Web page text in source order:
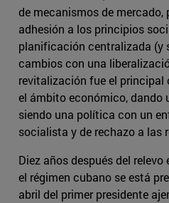
de mecanismos de mercado,
adhesión a los principios
planificación centralizada (y
cambios con una
revitalización fue el principal
el ámbito económico, dando
siendo una política con un
socialista y de rechazo a las
Diez años después del
el régimen cubano se está
abril del primer presidente